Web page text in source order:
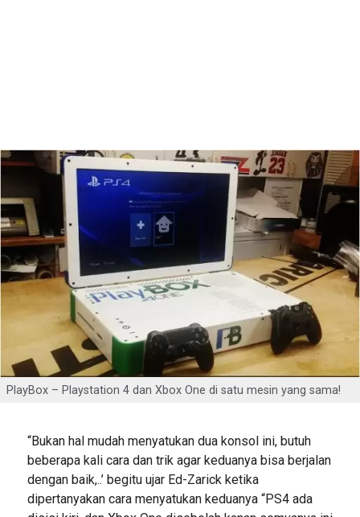
PlayBox – Playstation 4 dan Xbox One di satu mesin yang sama!
“Bukan hal mudah menyatukan dua konsol ini, butuh
beberapa kali cara dan trik agar keduanya bisa berjalan
dengan baik,..’ begitu ujar Ed-Zarick ketika
dipertanyakan cara menyatukan keduanya “PS4 ada